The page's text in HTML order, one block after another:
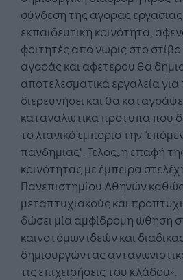
σύνδεση της αγοράς
εκπαιδευτική κοινότητα,
φοιτητές από νωρίς στο
αγοράς και αφετέρου θα
αποτελεσματικά εργαλεία για
διερευνήσει και θα
καταναλωτικά πρότυπα που
το λιανικό εμπόριο την
πανδημίας". Τέλος, η επαφή
κοινότητας με έμπειρα
Πανεπιστημίου Αθηνών καθώς
μεταπτυχιακούς και
δώσει μία αμφίδρομη ώθηση
καινοτόμων ιδεών και
δημιουργώντας
τις επιχειρήσεις του κλάδου».